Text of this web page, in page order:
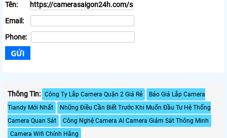
Tên:
Email:
Phone:
Thông Tin: Công Ty Lắp Camera Quận 2 Giá Rẻ
Báo Giá Lắp Camera
Tiandy Mới Nhất
Những Điều Cần Biết Trước Khi Muốn Đầu Tư Hệ Thống
Camera Quan Sát
Công Nghệ Camera Al Camera Giám Sát Thông Minh
Camera Wifi Chính Hãng